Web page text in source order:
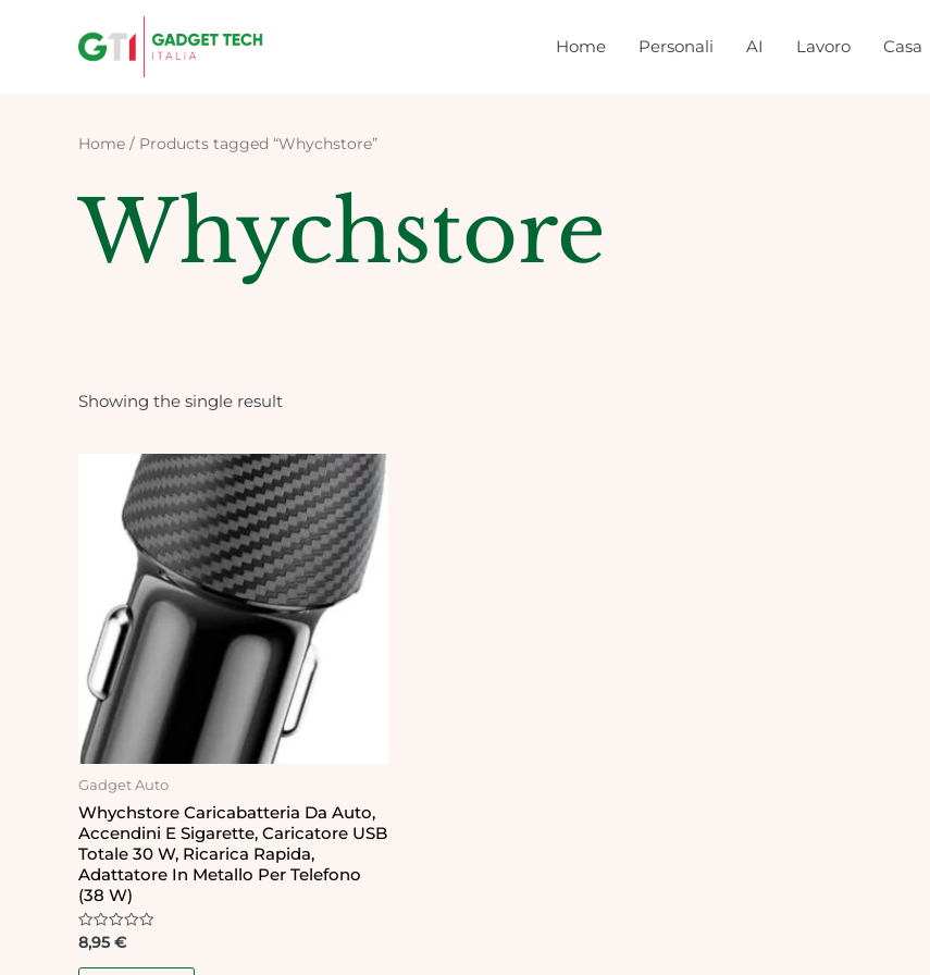
Home Personali AI Lavoro Casa
Home / Products tagged “Whychstore”
Whychstore
Showing the single result
Gadget Auto
Whychstore Caricabatteria Da Auto,
Accendini E Sigarette, Caricatore USB
Totale 30 W, Ricarica Rapida,
Adattatore In Metallo Per Telefono
(38 W)
Rated
out
8,95 €